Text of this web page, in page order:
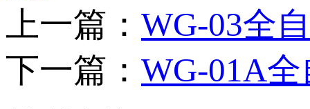
上一篇： WG-03全
下一篇： WG-01A